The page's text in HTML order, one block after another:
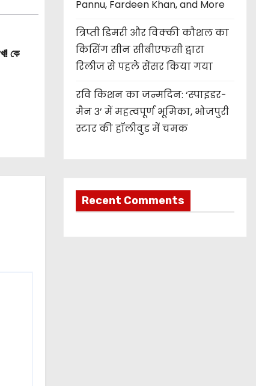
কে
Pannu, Fardeen Khan, and More
त्रिप्ती डिमरी और विक्की कौशल का
किसिंग सीन सीबीएफसी द्वारा
रिलीज से पहले सेंसर किया गया
रवि किशन का जन्मदिन: ‘स्पाइडर-
मैन 3’ में महत्वपूर्ण भूमिका, भोजपुरी
स्टार की हॉलीवुड में चमक
Recent Comments